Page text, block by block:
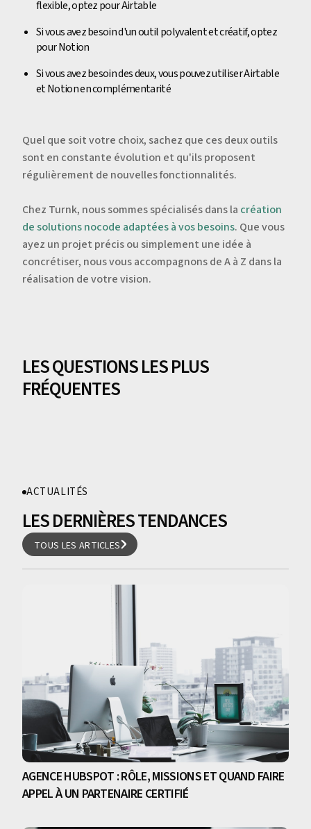
flexible, optez pour Airtable
Si vous avez besoin d'un outil polyvalent et créatif, optez
pour Notion
Si vous avez besoin des deux, vous pouvez utiliser Airtable
et Notion en complémentarité
Quel que soit votre choix, sachez que ces deux outils
sont en constante évolution et qu'ils proposent
régulièrement de nouvelles fonctionnalités.
Chez Turnk, nous sommes spécialisés dans la création
de solutions nocode adaptées à vos besoins. Que vous
ayez un projet précis ou simplement une idée à
concrétiser, nous vous accompagnons de A à Z dans la
réalisation de votre vision.
LES QUESTIONS LES PLUS
FRÉQUENTES
ACTUALITÉS
LES DERNIÈRES TENDANCES
TOUS LES ARTICLES
TOUS LES ARTICLES
AGENCE HUBSPOT : RÔLE, MISSIONS ET QUAND FAIRE
APPEL À UN PARTENAIRE CERTIFIÉ